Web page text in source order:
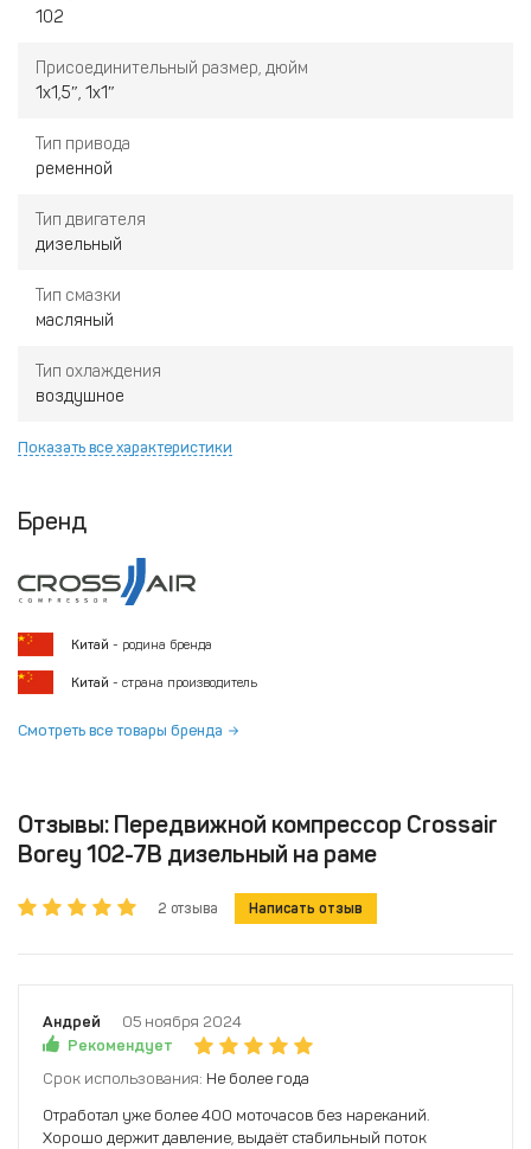
102
Присоединительный размер, дюйм
1х1,5″, 1х1″
Тип привода
ременной
Тип двигателя
дизельный
Тип смазки
масляный
Тип охлаждения
воздушное
Показать все характеристики
Бренд
Китай - родина бренда
Китай - страна производитель
Смотреть все товары бренда
Отзывы: Передвижной компрессор Crossair
Borey 102-7B дизельный на раме
2 отзыва Написать отзыв
Андрей
05 ноября 2024
Рекомендует
Срок использования: Не более года
Отработал уже более 400 моточасов без нареканий.
Хорошо держит давление, выдаёт стабильный поток